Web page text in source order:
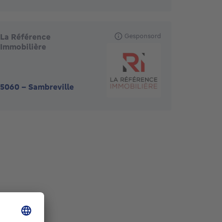
La Référence
Immobilière
5060 - Sambreville
Gesponsord